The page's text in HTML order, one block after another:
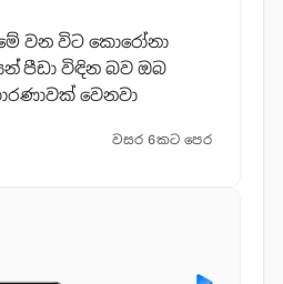
වන විට කොරෝනා
පීඩා විඳින බව ඔබ
වෙනවා
වසර 6කට පෙර